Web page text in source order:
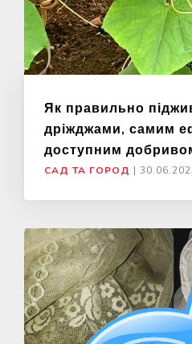
Як правильно
дріжджами, самим
доступним
САД ТА ГОРОД |